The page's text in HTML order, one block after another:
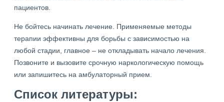
пациентов.
Не бойтесь начинать лечение. Применяемые методы
терапии эффективны для борьбы с зависимостью на
любой стадии, главное – не откладывать начало лечения.
Позвоните и вызовите срочную наркологическую помощь
или запишитесь на амбулаторный прием.
Список литературы: